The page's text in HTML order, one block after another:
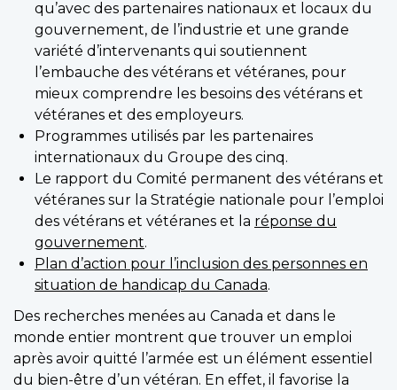
qu’avec des partenaires nationaux et locaux du
gouvernement, de l’industrie et une grande
variété d’intervenants qui soutiennent
l’embauche des vétérans et vétéranes, pour
mieux comprendre les besoins des vétérans et
vétéranes et des employeurs.
Programmes utilisés par les partenaires
internationaux du Groupe des cinq.
Le rapport du Comité permanent des vétérans et
vétéranes sur la Stratégie nationale pour l’emploi
des vétérans et vétéranes et la réponse du
gouvernement.
Plan d’action pour l’inclusion des personnes en
situation de handicap du Canada.
Des recherches menées au Canada et dans le
monde entier montrent que trouver un emploi
après avoir quitté l’armée est un élément essentiel
du bien-être d’un vétéran. En effet, il favorise la